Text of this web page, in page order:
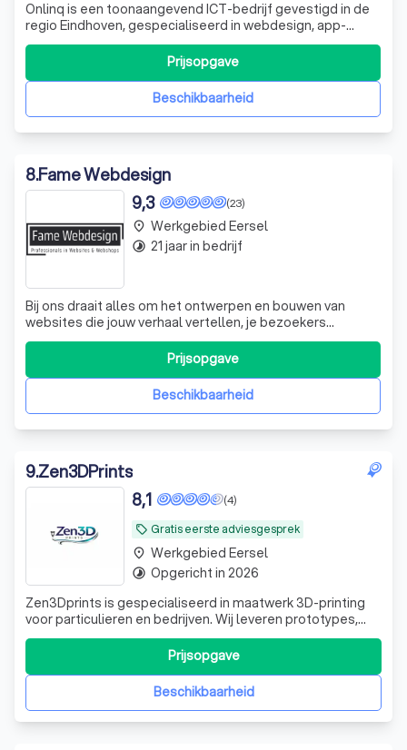
Onlinq is een toonaangevend ICT-bedrijf gevestigd in de
regio Eindhoven, gespecialiseerd in webdesign, app-
ontwikkeling, internetmarketing en
kantoorautomatisering. Wij geloven in een klantgerichte
aanpak, waarbij oplossingsgericht werken en continue
kennisontwikkeling centraal staan. Ons team van e
Beschikbaarheid
Prijsopgave
8.Fame Webdesign
(23)
9,3
Bij ons draait alles om het ontwerpen en bouwen van
websites die jouw verhaal vertellen, je bezoekers
informeren en hen prikkelen om contact met je op te
nemen. Wij zijn er om je te helpen je online aanwezigheid
te versterken. Onze klanten prijzen ons om onze snelle
reacties, duidelijkheid, expertis
Beschikbaarheid
Prijsopgave
place Werkgebied Eersel
timelapse 21 jaar in bedrijf
9.Zen3DPrints
local_offer Gratis eerste adviesgesprek
(4)
8,1
Zen3Dprints is gespecialiseerd in maatwerk 3D-printing
voor particulieren en bedrijven. Wij leveren prototypes,
onderdelen en gepersonaliseerde producten met oog
voor kwaliteit, snelle service en nette afwerking. Van
enkelstuks tot kleine oplages: Zen3Dprints denkt mee van
ontwerp tot eindproduct.Beschikbaarheid
Prijsopgave
place Werkgebied Eersel
timelapse Opgericht in 2026